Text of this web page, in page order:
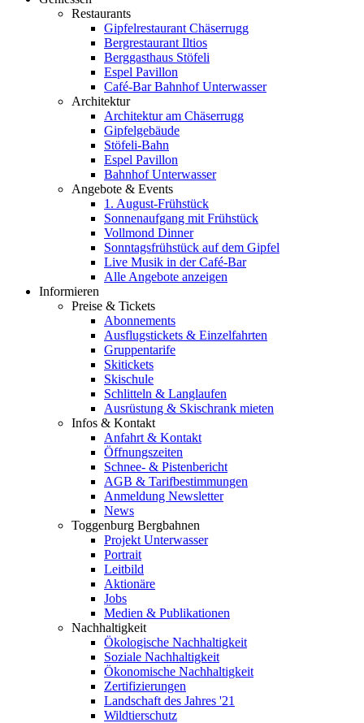
Restaurants
Gipfelrestaurant Chäserrugg
Bergrestaurant Iltios
Berggasthaus Stöfeli
Espel Pavillon
Café-Bar Bahnhof Unterwasser
Architektur
Architektur am Chäserrugg
Gipfelgebäude
Stöfeli-Bahn
Espel Pavillon
Bahnhof Unterwasser
Angebote & Events
1. August-Frühstück
Sonnenaufgang mit Frühstück
Vollmond Dinner
Sonntagsfrühstück auf dem Gipfel
Live Musik in der Café-Bar
Alle Angebote anzeigen
Informieren
Preise & Tickets
Abonnements
Ausflugstickets & Einzelfahrten
Gruppentarife
Skitickets
Skischule
Schlitteln & Langlaufen
Ausrüstung & Skischrank mieten
Infos & Kontakt
Anfahrt & Kontakt
Öffnungszeiten
Schnee- & Pistenbericht
AGB & Tarifbestimmungen
Anmeldung Newsletter
News
Toggenburg Bergbahnen
Projekt Unterwasser
Portrait
Leitbild
Aktionäre
Jobs
Medien & Publikationen
Nachhaltigkeit
Ökologische Nachhaltigkeit
Soziale Nachhaltigkeit
Ökonomische Nachhaltigkeit
Zertifizierungen
Landschaft des Jahres '21
Wildtierschutz